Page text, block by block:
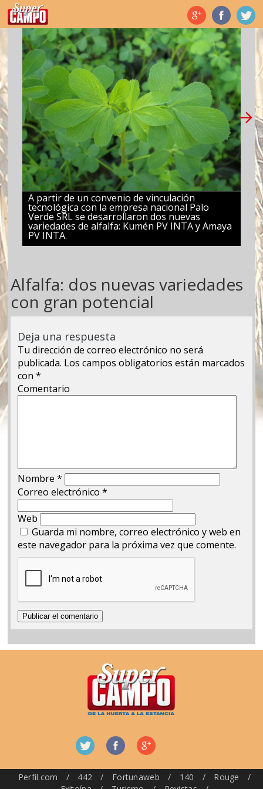
Temas de hoy
A partir de un convenio de vinculación
tecnológica con la empresa nacional Palo
Verde SRL se desarrollaron dos nuevas
variedades de alfalfa: Kumén PV INTA y Amaya
PV INTA.
Alfalfa: dos nuevas variedades
con gran potencial
Deja una respuesta
Tu dirección de correo electrónico no será
publicada. Los campos obligatorios están marcados
con*
Comentario
Nombre*
Correo electrónico*
Web
Guarda mi nombre, correo electrónico y web en
este navegador para la próxima vez que comente.
Perfil.com / 442 / Fortunaweb / 140 / Rouge
/